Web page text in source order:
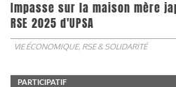
Impasse sur la maison mère
RSE 2025 d'UPSA
VIE ÉCONOMIQUE, RSE & SOLIDARITÉ
PARTICIPATIF